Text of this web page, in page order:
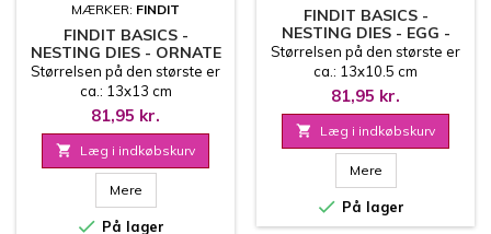
MÆRKER: FINDIT
FINDIT BASICS -
NESTING DIES - ORNATE
FRAME - FITBND006
Størrelsen på den største er
ca.: 13x13 cm
81,95 kr.
 Læg i indkøbskurv
Mere
 På lager
FINDIT BASICS -
NESTING DIES - EGG -
FITBND005
Størrelsen på den største er
ca.: 13x10.5 cm
81,95 kr.
 Læg i indkøbskurv
Mere
 På lager